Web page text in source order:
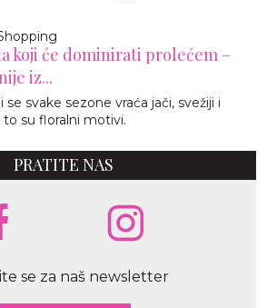
koji će dominirati prolećem –
iz...
svake sezone vraća jači, svežiji i
su floralni motivi.
PRATITE NAS
se za naš newsletter